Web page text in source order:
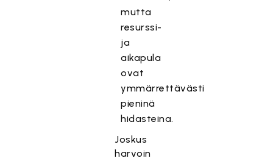
mutta
resurssi-
ja
aikapula
ovat
ymmärrettävästi
pieninä
hidasteina.
Joskus
harvoin